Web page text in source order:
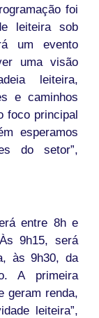
foi
leiteira sob
um evento
uma visão
leiteira,
e caminhos
foco principal
esperamos
do setor”,
entre 8h e
9h15, será
às 9h30, da
A primeira
geram renda,
leiteira”,